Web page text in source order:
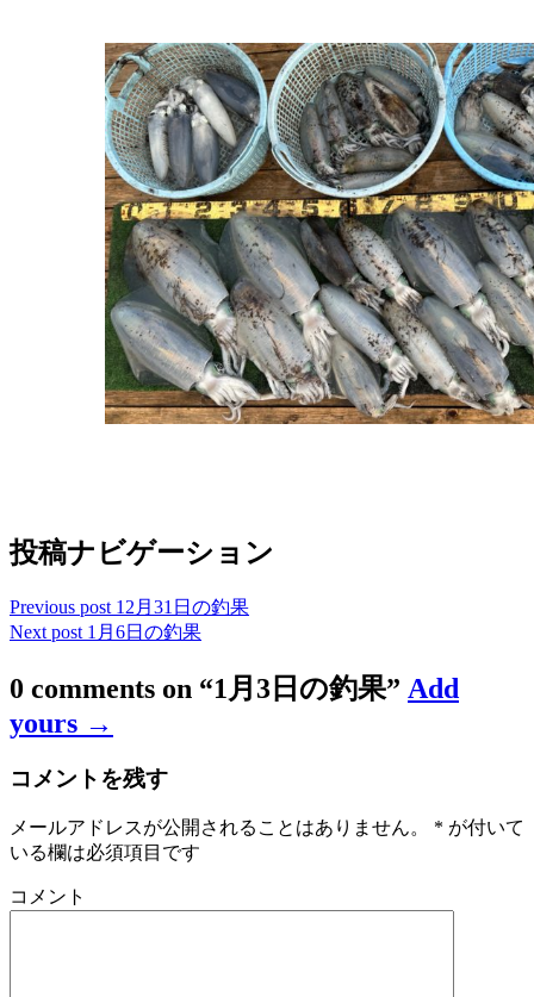
投稿ナビゲーション
Previous post 12月31日の釣果
Next post 1月6日の釣果
0 comments on “1月3日の釣果” Add
yours →
コメントを残す
メールアドレスが公開されることはありません。 * が付いて
いる欄は必須項目です
コメント